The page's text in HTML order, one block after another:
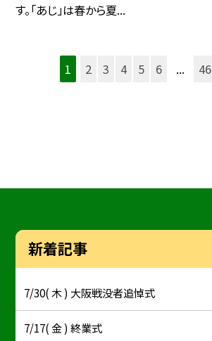
す。「あじ」は春から夏...
1 2 3 4 5 6 ... 46
新着記事
7/30( 木 ) 大阪戦没者追悼式
7/17( 金 ) 終業式